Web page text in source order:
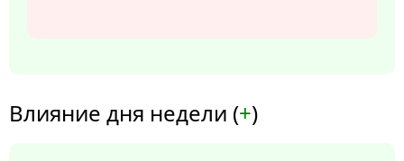
Влияние дня недели (+)